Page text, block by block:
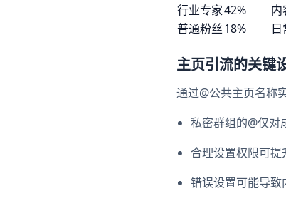
行业专家42%
内
普通粉丝18%
主页引流的关键
通过@公共主页名称
私密群组的@仅对
合理设置权限可
错误设置可能导致